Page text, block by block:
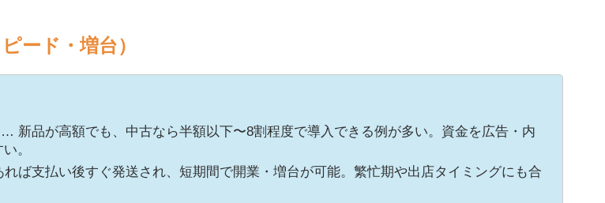
ード・増台）
… 新品が高額でも、中古なら半額以下〜8割程度で導入できる例が多い。資金を広告・内
。
ば支払い後すぐ発送され、短期間で開業・増台が可能。繁忙期や出店タイミングにも合